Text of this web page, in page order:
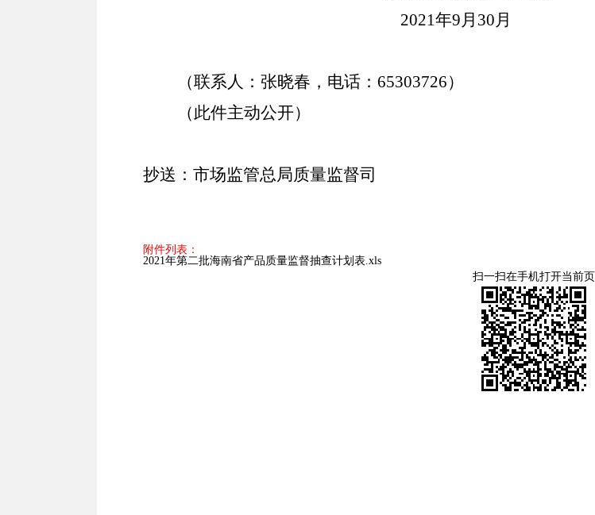
2021年9月30月
（联系人：张晓春，电话：65303726）
（此件主动公开）
抄送：市场监管总局质量监督司
附件列表：
2021年第二批海南省产品质量监督抽查计划表.xls
扫一扫在手机打开当前页